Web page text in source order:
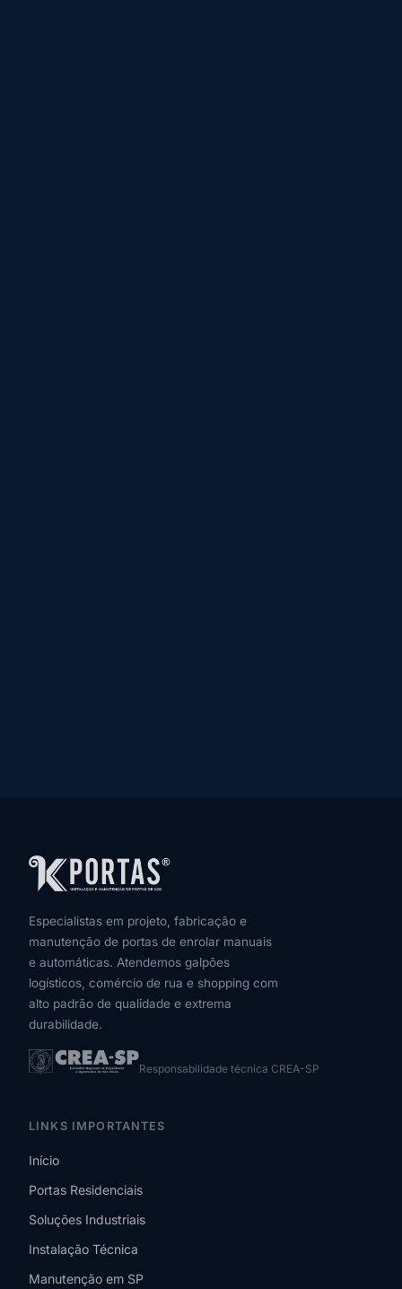
Especialistas em projeto, fabricação e
manutenção de portas de enrolar manuais
e automáticas. Atendemos galpões
logísticos, comércio de rua e shopping com
alto padrão de qualidade e extrema
durabilidade.
Responsabilidade técnica CREA-SP
LINKS IMPORTANTES
Início
Portas Residenciais
Soluções Industriais
Instalação Técnica
Manutenção em SP